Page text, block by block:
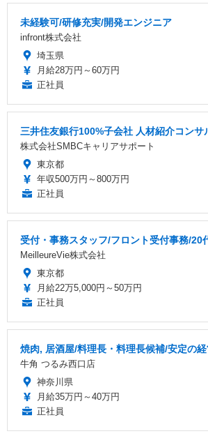
未経験可/研修充実/開発エンジニア
infront株式会社
埼玉県
月給28万円～60万円
正社員
三井住友銀行100%子会社 人材紹介コン
株式会社SMBCキャリアサポート
東京都
年収500万円～800万円
正社員
受付・事務スタッフ/フロント受付事務/
MeilleureVie株式会社
東京都
月給22万5,000円～50万円
正社員
焼肉, 居酒屋/料理長・料理長候補/安定の
牛角 つるみ西口店
神奈川県
月給35万円～40万円
正社員